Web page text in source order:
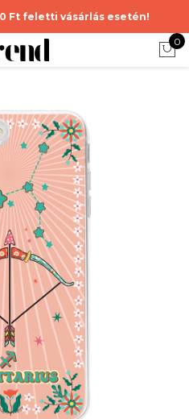
Ft feletti vásárlás esetén!
0